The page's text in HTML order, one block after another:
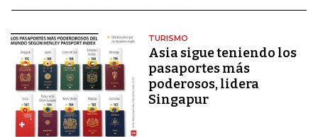
TURISMO
Asia sigue teniendo los
pasaportes más
poderosos, lidera
Singapur